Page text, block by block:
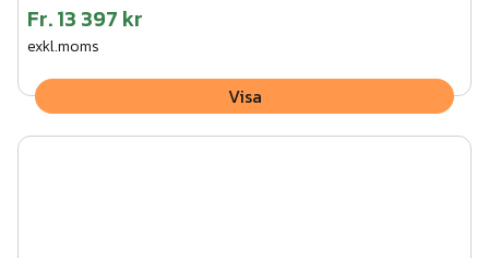
Fr.13 397 kr
exkl.moms
Visa